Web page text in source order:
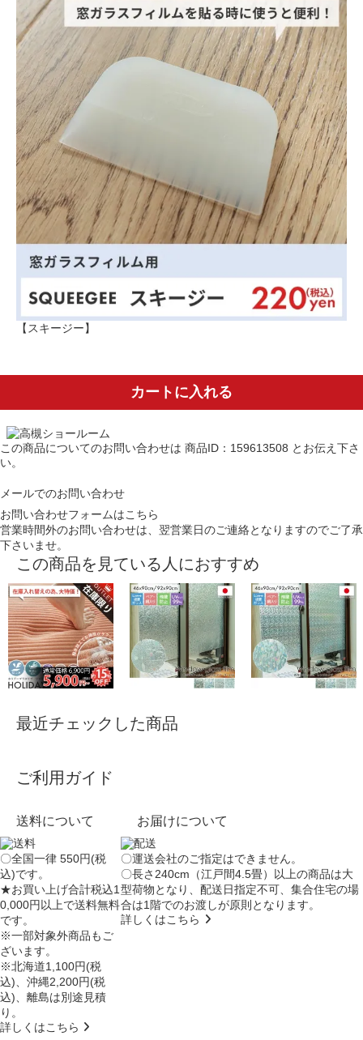
【スキージー】
カートに入れる
この商品についてのお問い合わせは 商品ID：159613508 とお伝え下さ
い。
メールでのお問い合わせ
お問い合わせフォームはこちら
営業時間外のお問い合わせは、翌営業日のご連絡となりますのでご了承
下さいませ。
この商品を見ている人におすすめ
最近チェックした商品
ご利用ガイド
送料について
〇全国一律 550円(税
込)です。
★お買い上げ合計税込1
0,000円以上で送料無料
です。
※一部対象外商品もご
ざいます。
※北海道1,100円(税
込)、沖縄2,200円(税
込)、離島は別途見積
り。
詳しくはこちら
お届けについて
〇運送会社のご指定はできません。
〇長さ240cm（江戸間4.5畳）以上の商品は大
型荷物となり、配送日指定不可 、集合住宅の場
合は1階でのお渡しが原則となります。
詳しくはこちら